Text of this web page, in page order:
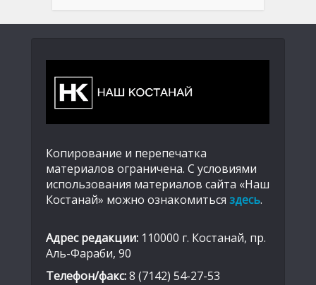
Копирование и перепечатка
материалов ограничена. С условиями
использования материалов сайта «Наш
Костанай» можно ознакомиться здесь.
Адрес редакции: 110000 г. Костанай, пр.
Аль-Фараби, 90
Телефон/факс:8 (7142) 54-27-53